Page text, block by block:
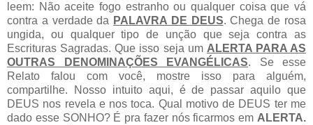
leem: Não aceite fogo estranho ou qualquer coisa que vá
contra a verdade da PALAVRA DE DEUS. Chega de rosa
ungida, ou qualquer tipo de unção que seja contra as
Escrituras Sagradas. Que isso seja um ALERTA PARA AS
OUTRAS DENOMINAÇÕES EVANGÉLICAS. Se esse
Relato falou com você, mostre isso para alguém,
compartilhe. Nosso intuito aqui, é de passar aquilo que
DEUS nos revela e nos toca. Qual motivo de DEUS ter me
dado esse SONHO? É pra fazer nós ficarmos em ALERTA.